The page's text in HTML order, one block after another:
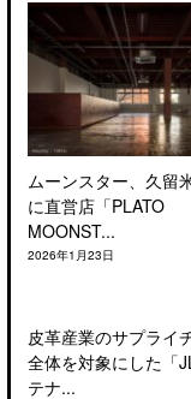
ムーンスター、久留
に直営店「PLATO
MOONST...
2026年1月23日
皮革産業のサプライ
全体を対象にした「
テナ...